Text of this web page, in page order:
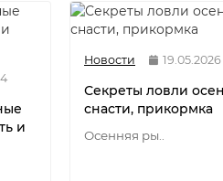
и
Новости 19.05.2026
Секреты ловли
снасти, прикормка
Осенняя ры..